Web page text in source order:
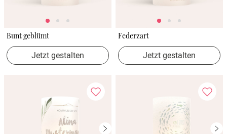
Bunt geblümt
Jetzt gestalten
Federzart
Jetzt gestalten